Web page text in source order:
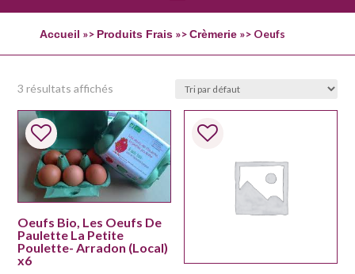
Accueil »> Produits Frais »>Crèmerie »> Oeufs
3 résultats affichés
Oeufs Bio, Les Oeufs De
Paulette La Petite
Poulette- Arradon (Local)
x6